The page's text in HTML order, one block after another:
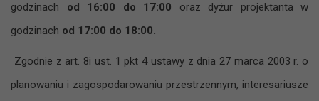
godzinach od 16:00 do 17:00 oraz dyżur projektanta w
godzinach od 17:00 do 18:00.
Zgodnie z art. 8i ust. 1 pkt 4 ustawy z ‍dnia 27 marca 2003 r. o
‍planowaniu i ‍zagospodarowaniu przestrzennym, interesariusze